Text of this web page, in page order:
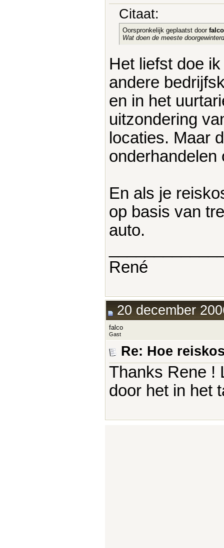
Citaat:
Oorspronkelijk geplaatst door falco
Wat doen de meeste
Het liefst doe
andere
en in het
uitzondering
locaties. Maar
onderhandelen
En als je
op basis van
auto.
René
20 december
falco
Gast
Re: Hoe
Thanks Rene !
door het in het